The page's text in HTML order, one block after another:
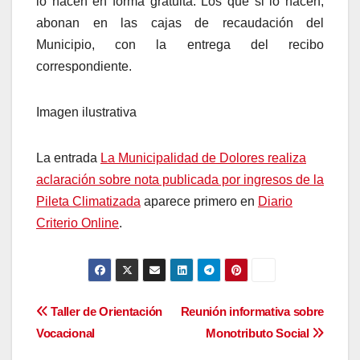
abonan en las cajas de recaudación del
Municipio, con la entrega del recibo
correspondiente.
Imagen ilustrativa
La entrada La Municipalidad de Dolores realiza
aclaración sobre nota publicada por ingresos de la
Pileta Climatizada aparece primero en Diario
Criterio Online.
Navegación
Reunión informativa sobre
Monotributo Social
Taller de Orientación
Vocacional